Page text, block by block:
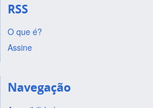
RSS
O que é?
Assine
Navegação